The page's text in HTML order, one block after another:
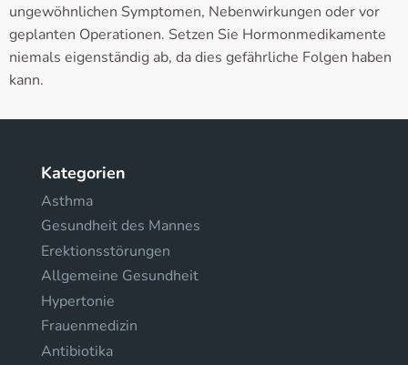
ungewöhnlichen Symptomen, Nebenwirkungen oder vor
geplanten Operationen. Setzen Sie Hormonmedikamente
niemals eigenständig ab, da dies gefährliche Folgen haben
kann.
Kategorien
Asthma
Gesundheit des Mannes
Erektionsstörungen
Allgemeine Gesundheit
Hypertonie
Frauenmedizin
Antibiotika